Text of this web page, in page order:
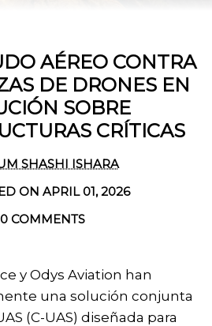
AÉREO CONTRA
DE DRONES EN
SOBRE
CRÍTICAS
SHASHI ISHARA
ON APRIL 01, 2026
0COMMENTS
y Odys Aviation han
una solución conjunta
(C-UAS) diseñada para